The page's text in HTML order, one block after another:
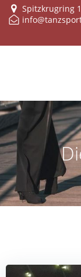
Spitzkrugring